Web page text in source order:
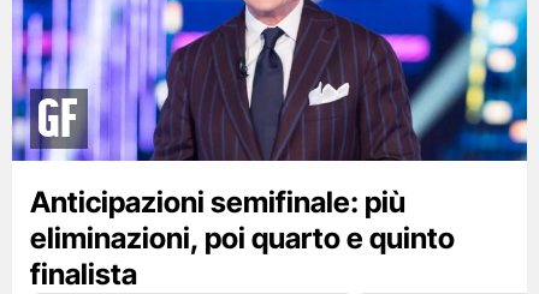
GF
Anticipazioni semifinale: più
eliminazioni, poi quarto e quinto
finalista